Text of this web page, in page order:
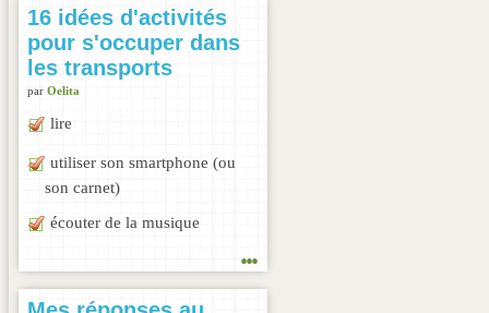
16 idées d'activités
pour s'occuper dans
les transports
par Oelita
lire
utiliser son smartphone (ou
son carnet)
écouter de la musique
...